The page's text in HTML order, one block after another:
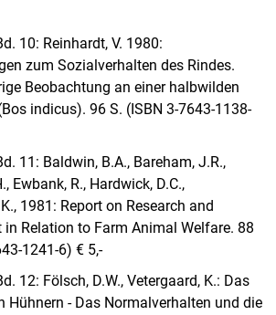
10: Reinhardt, V. 1980:
zum Sozialverhalten des Rindes.
Beobachtung an einer halbwilden
indicus). 96 S. (ISBN 3-7643-1138-
11: Baldwin, B.A., Bareham, J.R.,
Ewbank, R., Hardwick, D.C.,
1981: Report on Research and
in Relation to Farm Animal Welfare. 88
1241-6) € 5,-
12: Fölsch, D.W., Vetergaard, K.: Das
Hühnern - Das Normalverhalten und die